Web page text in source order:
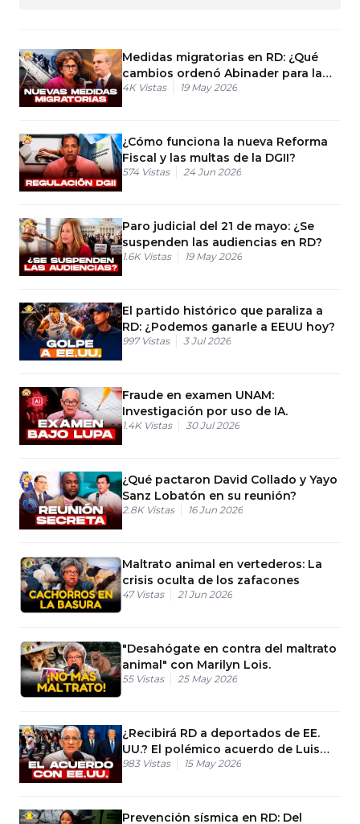
Medidas migratorias en RD: ¿Qué
cambios ordenó Abinader para la
frontera?
4K Vistas 19 May 2026
¿Cómo funciona la nueva Reforma
Fiscal y las multas de la DGII?
574 Vistas 24 Jun 2026
Paro judicial del 21 de mayo: ¿Se
suspenden las audiencias en RD?
1.6K Vistas 19 May 2026
El partido histórico que paraliza a
RD: ¿Podemos ganarle a EEUU hoy?
997 Vistas 3 Jul 2026
Fraude en examen UNAM:
Investigación por uso de IA.
1.4K Vistas 30 Jul 2026
¿Qué pactaron David Collado y Yayo
Sanz Lobatón en su reunión?
2.8K Vistas 16 Jun 2026
Maltrato animal en vertederos: La
crisis oculta de los zafacones
47 Vistas 21 Jun 2026
"Desahógate en contra del maltrato
animal" con Marilyn Lois.
55 Vistas 25 May 2026
¿Recibirá RD a deportados de EE.
UU.? El polémico acuerdo de Luis
Abinader
983 Vistas 15 May 2026
Prevención sísmica en RD: Del